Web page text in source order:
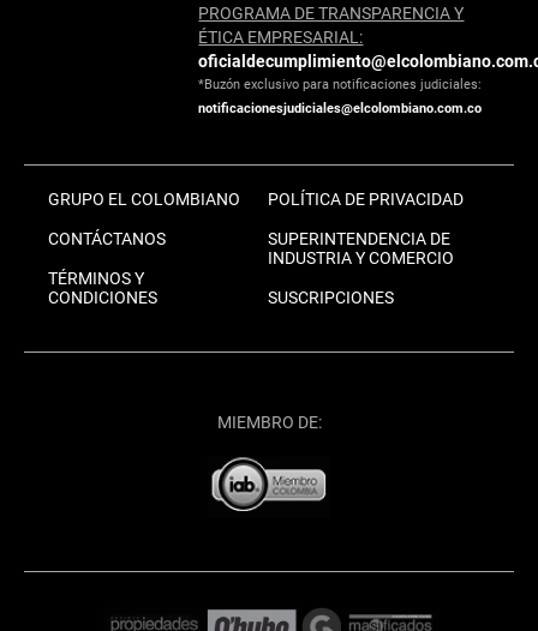
PROGRAMA DE TRANSPARENCIA Y
ÉTICA EMPRESARIAL:
*Buzón exclusivo para notificaciones judiciales:
notificacionesjudiciales@elcolombiano.com.co
GRUPO EL COLOMBIANO
CONTÁCTANOS
TÉRMINOS Y
CONDICIONES
POLÍTICA DE PRIVACIDAD
SUPERINTENDENCIA DE
INDUSTRIA Y COMERCIO
SUSCRIPCIONES
MIEMBRO DE: